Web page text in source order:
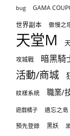
bug GAMA
世界副本
傲慢之
天堂M
攻城戰 暗黑騎
活動/商城
紋樣系統 職業/
遊戲橘子 遺忘之島
預先登錄 黑妖